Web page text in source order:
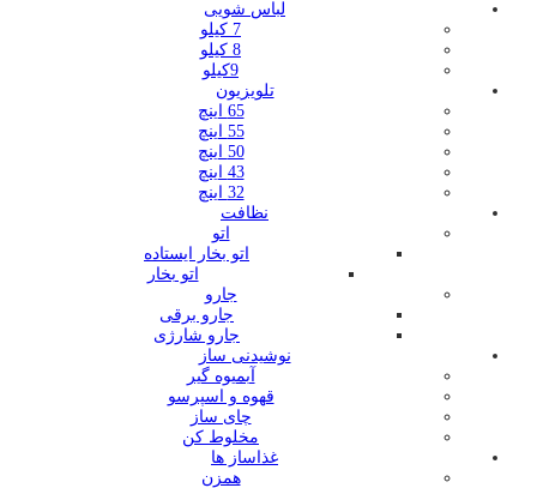
لباس شویی
7 کیلو
8 کیلو
9کیلو
تلویزیون
65 اینچ
55 اینچ
50 اینچ
43 اینچ
32 اینچ
نظافت
اتو
اتو بخار ایستاده
اتو بخار
جارو
جارو برقی
جارو شارژی
نوشیدنی ساز
آبمیوه گیر
قهوه و اسپرسو
چای ساز
مخلوط کن
غذاساز ها
همزن